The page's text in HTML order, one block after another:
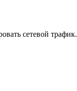
сетевой трафик.